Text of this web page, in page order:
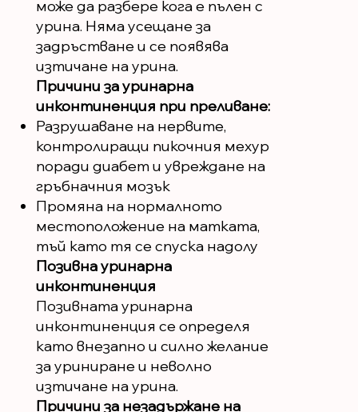
може да разбере кога е пълен с
урина. Няма усещане за
задръстване и се появява
изтичане на урина.
Причини за уринарна
инконтиненция при преливане:
Разрушаване на нервите,
контролиращи пикочния мехур
поради диабет и увреждане на
гръбначния мозък
Промяна на нормалното
местоположение на матката,
тъй като тя се спуска надолу
Позивна уринарна
инконтиненция
Позивната уринарна
инконтиненция се определя
като внезапно и силно желание
за уриниране и неволно
изтичане на урина.
Причини за незадържане на